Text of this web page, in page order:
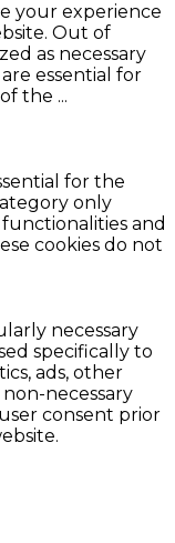
your experience
Out of
as necessary
essential for
the ...
for the
only
and
cookies do not
necessary
specifically to
ads, other
necessary
consent prior